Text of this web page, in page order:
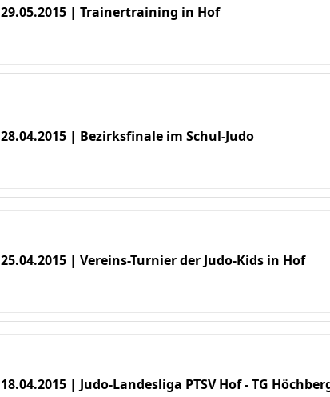
29.05.2015 | Trainertraining in Hof
28.04.2015 | Bezirksfinale im Schul-Judo
25.04.2015 | Vereins-Turnier der Judo-Kids in Hof
18.04.2015 | Judo-Landesliga PTSV Hof - TG